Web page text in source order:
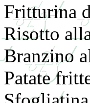
Fritturina
Risotto
Branzino
Patate